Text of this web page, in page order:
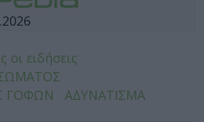
οι ειδήσεις
ΓΟΦΩΝ
ΑΔΥΝΑΤΙΣΜΑ